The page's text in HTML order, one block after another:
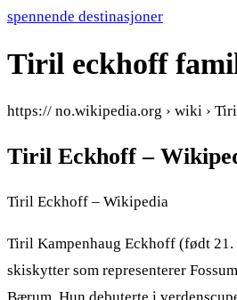
spennende destinasjoner
Tiril eckhoff
https:// no.wikipedia.org › wiki ›
Tiril Eckhoff –
Tiril Eckhoff – Wikipedia
Tiril Kampenhaug Eckhoff (født 21.
skiskytter som representerer